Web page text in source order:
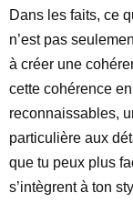
Dans les faits, ce
n’est pas
à créer une
cette cohérence
reconnaissables,
particulière aux
que tu peux plus
s’intègrent à ton